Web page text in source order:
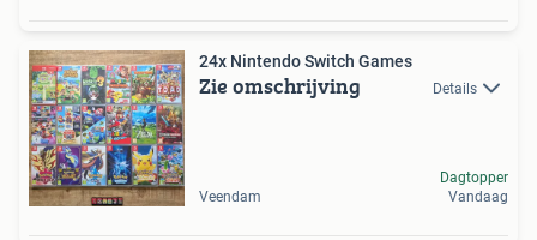
24x Nintendo Switch Games
Zie omschrijving Details
Veendam
Dagtopper
Vandaag